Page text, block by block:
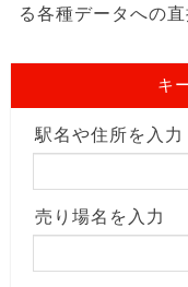
る各種データへの
キ
駅名や住所を入力
売り場名を入力